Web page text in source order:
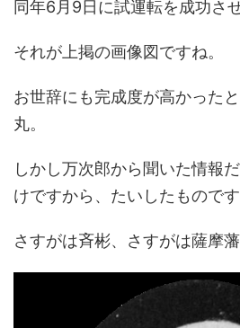
同年6月9日に試運転を成功さ
それが上掲の画像図ですね。
お世辞にも完成度が高かった
丸。
しかし万次郎から聞いた情報
けですから、たいしたものです
さすがは斉彬、さすがは薩摩藩